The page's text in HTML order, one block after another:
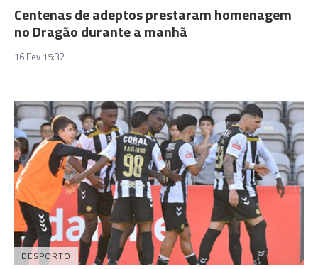
Centenas de adeptos prestaram homenagem
no Dragão durante a manhã
16 Fev 15:32
DESPORTO